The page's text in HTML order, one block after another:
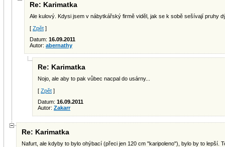
Re: Karimatka
Ale kulový. Kdysi jsem v nábytkářský firmě viděl, jak se k sobě sešívají pruhy
[ Zpět ]
Datum: 16.09.2011
Autor: abernathy
Re: Karimatka
Nojo, ale aby to pak vůbec nacpal do usárny...
[ Zpět ]
Datum: 16.09.2011
Autor: Zakarr
Re: Karimatka
Nafurt, ale kdyby to bylo ohýbací (přeci jen 120 cm "karipoleno"), bylo by to lepší.